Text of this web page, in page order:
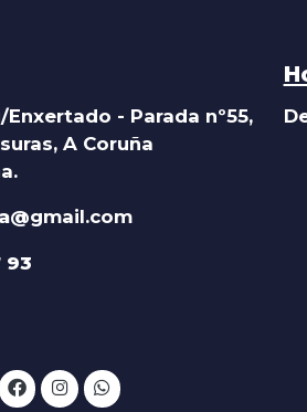
Enxertado - Parada nº55,
A Coruña
gmail.com
93